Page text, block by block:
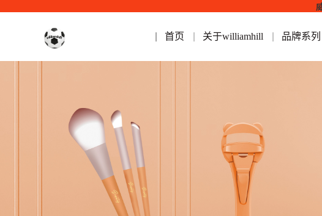
首页 关于williamhill 品牌系列